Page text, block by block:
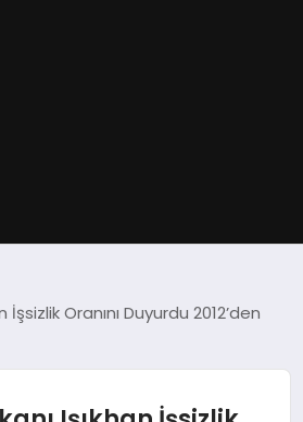
İşsizlik Oranını Duyurdu 2012’den